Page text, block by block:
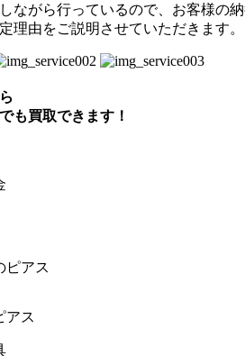
ながら行っているので、お客様の
理由をご説明させていただきます
も買取できます！
アス